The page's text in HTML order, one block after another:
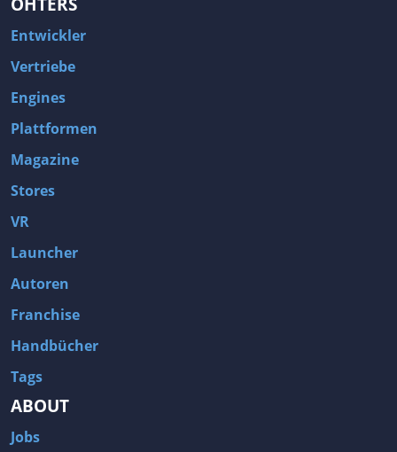
Entwickler
Vertriebe
Engines
Plattformen
Magazine
Stores
VR
Launcher
Autoren
Franchise
Handbücher
Tags
ABOUT
Jobs